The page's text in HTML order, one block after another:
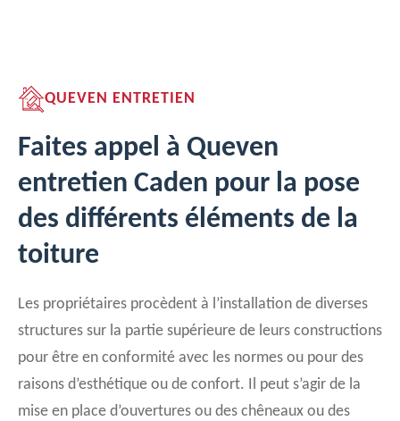
QUEVEN ENTRETIEN
Faites appel à Queven
entretien Caden pour la pose
des différents éléments de la
toiture
Les propriétaires procèdent à l’installation de diverses
structures sur la partie supérieure de leurs constructions
pour être en conformité avec les normes ou pour des
raisons d’esthétique ou de confort. Il peut s’agir de la
mise en place d’ouvertures ou des chêneaux ou des